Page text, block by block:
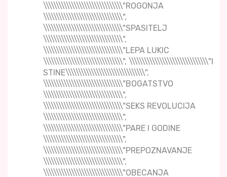
\\\\\\\\\\\\\\\\\\\\\\\\\\\\\\\"ROGONJA
\\\\\\\\\\\\\\\\\\\\\\\\\\\\\\\",
\\\\\\\\\\\\\\\\\\\\\\\\\\\\\\\"SPASITELJ
\\\\\\\\\\\\\\\\\\\\\\\\\\\\\\\",
\\\\\\\\\\\\\\\\\\\\\\\\\\\\\\\"LEPA LUKIC
\\\\\\\\\\\\\\\\\\\\\\\\\\\\\\\", \\\\\\\\\\\\\\\\\\\\\\\\\\\\\\\"I
STINE\\\\\\\\\\\\\\\\\\\\\\\\\\\\\\\",
\\\\\\\\\\\\\\\\\\\\\\\\\\\\\\\"BOGATSTVO
\\\\\\\\\\\\\\\\\\\\\\\\\\\\\\\",
\\\\\\\\\\\\\\\\\\\\\\\\\\\\\\\"SEKS REVOLUCIJA
\\\\\\\\\\\\\\\\\\\\\\\\\\\\\\\",
\\\\\\\\\\\\\\\\\\\\\\\\\\\\\\\"PARE I GODINE
\\\\\\\\\\\\\\\\\\\\\\\\\\\\\\\",
\\\\\\\\\\\\\\\\\\\\\\\\\\\\\\\"PREPOZNAVANJE
\\\\\\\\\\\\\\\\\\\\\\\\\\\\\\\",
\\\\\\\\\\\\\\\\\\\\\\\\\\\\\\\"OBECANJA